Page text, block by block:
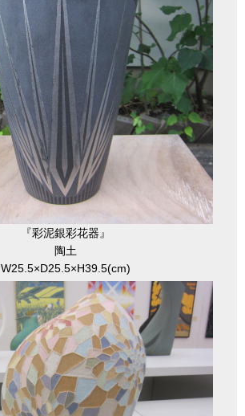
『彩泥銀彩花器』
陶土
W25.5×D25.5×H39.5(cm)